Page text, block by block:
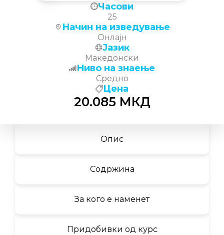
Опис
Содржина
За кого е наменет
Придобивки од курс
Часови
25
Начин на изведување
Онлајн
Јазик
Македонски
Ниво на знаење
Средно
Цена
20.085МКД